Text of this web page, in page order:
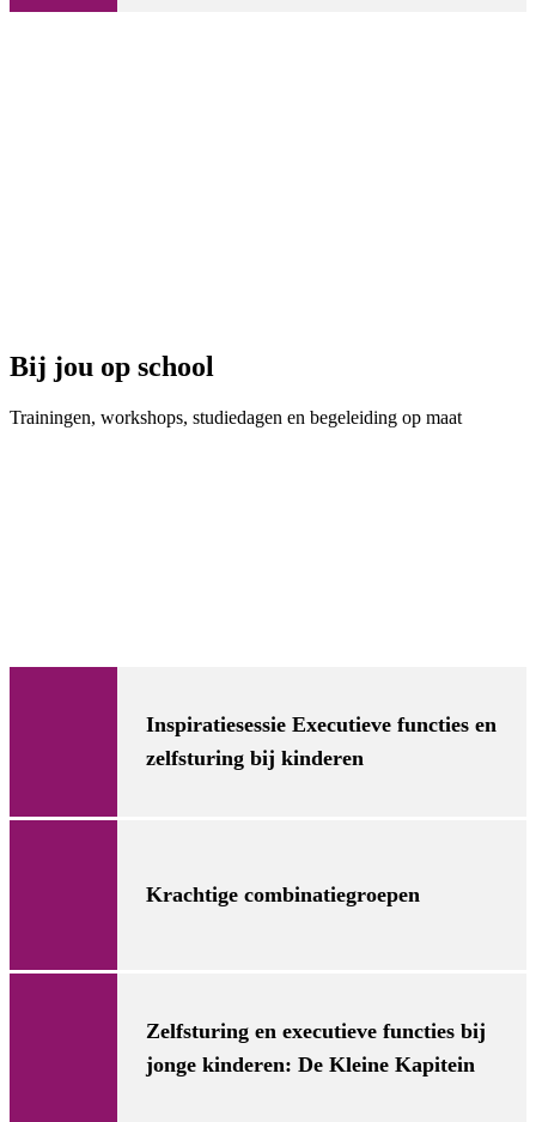
Bij jou op school
Trainingen, workshops, studiedagen en begeleiding op maat
Inspiratiesessie Executieve functies en
zelfsturing bij kinderen
Krachtige combinatiegroepen
Zelfsturing en executieve functies bij
jonge kinderen: De Kleine Kapitein